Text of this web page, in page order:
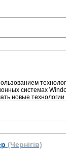
системах
новые
(Чернігів)